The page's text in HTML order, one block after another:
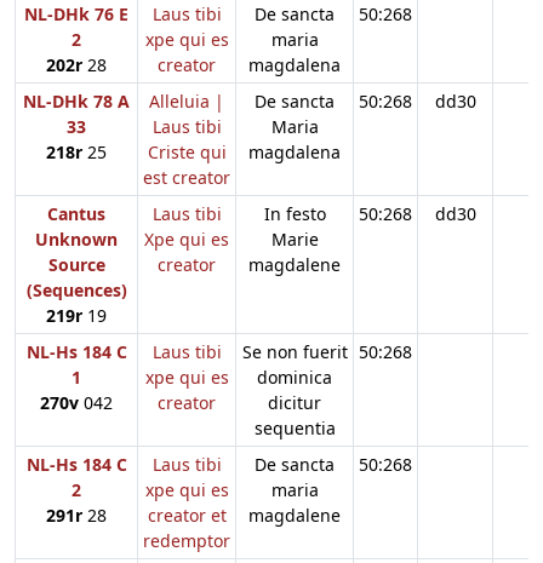
NL-DHk 76 E
2
202r 28
Laus tibi
xpe qui es
creator
De sancta
maria
magdalena
50:268
NL-DHk 78 A
33
218r 25
Alleluia |
Laus tibi
Criste qui
est creator
De sancta
Maria
magdalena
50:268 dd30
Cantus
Unknown
Source
(Sequences)
219r 19
Laus tibi
Xpe qui es
creator
In festo
Marie
magdalene
50:268 dd30
NL-Hs 184 C
1
270v 042
Laus tibi
xpe qui es
creator
Se non fuerit
dominica
dicitur
sequentia
50:268
NL-Hs 184 C
2
291r 28
Laus tibi
xpe qui es
creator et
redemptor
De sancta
maria
magdalene
50:268